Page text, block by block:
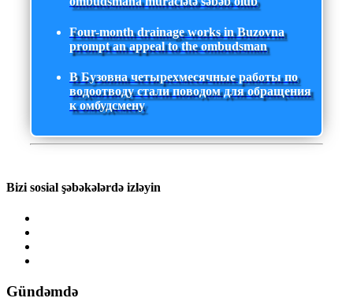
Four-month drainage works in Buzovna
prompt an appeal to the ombudsman
В Бузовна четырехмесячные работы по
водоотводу стали поводом для обращения
к омбудсмену
Bizi sosial şəbəkələrdə izləyin
Gündəmdə